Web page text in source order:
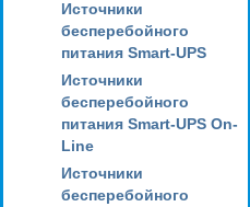
Источники
бесперебойного
питания Smart-UPS
Источники
бесперебойного
питания Smart-UPS On-
Line
Источники
бесперебойного